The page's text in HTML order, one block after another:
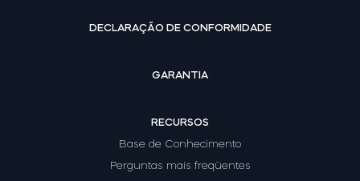
DECLARAÇÃO DE CONFORMIDADE
GARANTIA
RECURSOS
Base de Conhecimento
Perguntas mais freqüentes